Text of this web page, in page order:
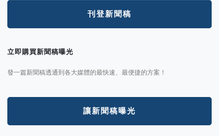
刊登新聞稿
立即購買新聞稿曝光
發一篇新聞稿透通到各大媒體的最快速、最便捷的方案！
讓新聞稿曝光